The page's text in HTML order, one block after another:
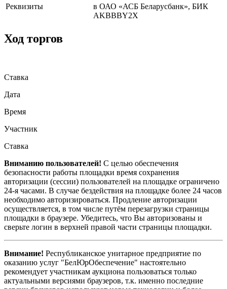
Реквизиты
в ОАО «АСБ Беларусбанк», БИК
AKBBBY2X
Ход торгов
Ставка
Дата
Время
Участник
Ставка
Вниманию пользователей! С целью обеспечения
безопасности работы площадки время сохранения
авторизации (сессии) пользователей на площадке ограничено
24-я часами. В случае бездействия на площадке более 24 часов
необходимо авторизироваться. Продление авторизации
осуществляется, в том числе путём перезагрузки страницы
площадки в браузере. Убедитесь, что Вы авторизованы и
сверьте логин в верхней правой части страницы площадки.
Внимание! Республиканское унитарное предприятие по
оказанию услуг "БелЮрОбеспечение" настоятельно
рекомендует участникам аукциона пользоваться только
актуальными версиями браузеров, т.к. именно последние